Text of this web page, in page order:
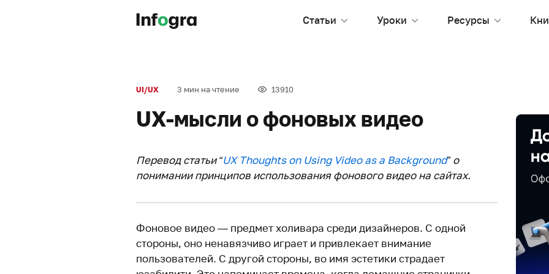
Статьи Уроки Ресурсы
UI/UX 3 мин на чтение 13910
UX-мысли о фоновых видео
Перевод статьи “UX Thoughts on Using Video as a Background” о
понимании принципов использования фонового видео на сайтах.
Фоновое видео — предмет холивара среди дизайнеров. С одной
стороны, оно ненавязчиво играет и привлекает внимание
пользователей. С другой стороны, во имя эстетики страдает